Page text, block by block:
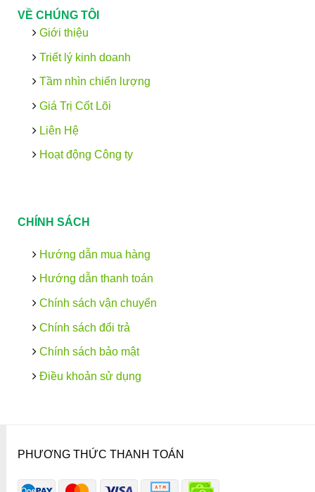
VỀ CHÚNG TÔI
Giới thiệu
Triết lý kinh doanh
Tầm nhìn chiến lượng
Giá Trị Cốt Lõi
Liên Hệ
Hoạt động Công ty
CHÍNH SÁCH
Hướng dẫn mua hàng
Hướng dẫn thanh toán
Chính sách vận chuyển
Chính sách đổi trả
Chính sách bảo mật
Điều khoản sử dụng
PHƯƠNG THỨC THANH TOÁN